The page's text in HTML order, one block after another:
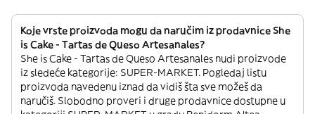
Koje vrste proizvoda mogu da naručim iz prodavnice She
is Cake - Tartas de Queso Artesanales?
She is Cake - Tartas de Queso Artesanales nudi proizvode
iz sledeće kategorije: SUPER-MARKET. Pogledaj listu
proizvoda navedenu iznad da vidiš šta sve možeš da
naručiš. Slobodno proveri i druge prodavnice dostupne u